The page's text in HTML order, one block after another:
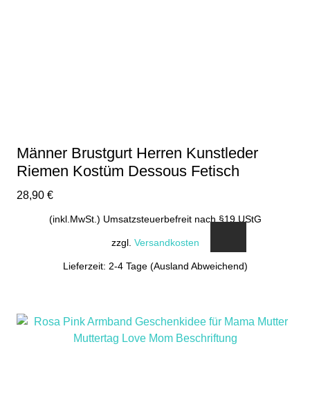
Männer Brustgurt Herren Kunstleder
Riemen Kostüm Dessous Fetisch
28,90 €
(inkl.MwSt.) Umsatzsteuerbefreit nach §19 UStG
zzgl. Versandkosten
Lieferzeit: 2-4 Tage (Ausland Abweichend)